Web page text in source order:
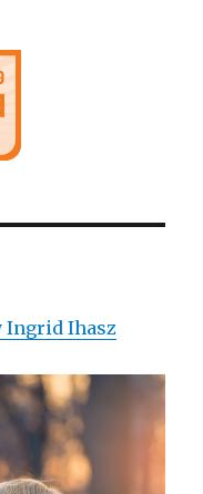
Ingrid Ihasz